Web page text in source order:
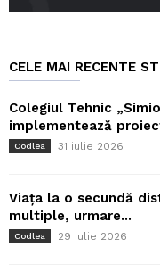
CELE MAI RECENTE
Colegiul Tehnic
implementează
Codlea 31 iulie 2026
Viața la o secundă
multiple, urmare...
Codlea 29 iulie 2026